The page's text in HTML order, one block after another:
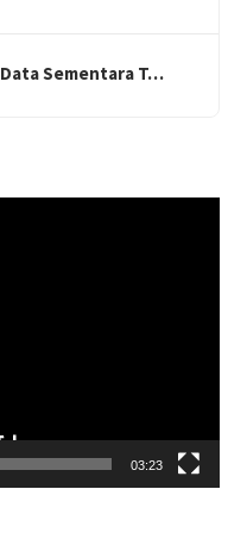
Sementara T…
03:23